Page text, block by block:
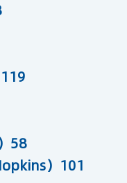
58
）101